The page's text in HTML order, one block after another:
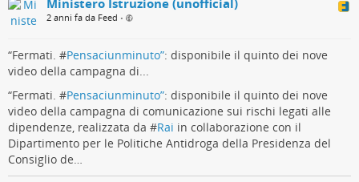
Ministero Istruzione (unofficial)
2 anni fa da Feed •
“Fermati. #Pensaciunminuto”: disponibile il quinto dei nove
video della campagna di...
“Fermati. #Pensaciunminuto”: disponibile il quinto dei nove
video della campagna di comunicazione sui rischi legati alle
dipendenze, realizzata da #Rai in collaborazione con il
Dipartimento per le Politiche Antidroga della Presidenza del
Consiglio de…